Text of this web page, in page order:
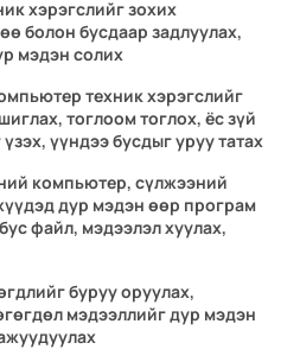
хэрэгслийг зохих
болон бусдаар задлуулах,
мэдэн солих
техник хэрэгслийг
тоглоом тоглох, ёс зүй
үүндээ бусдыг уруу татах
компьютер, сүлжээний
дур мэдэн өөр програм
файл, мэдээлэл хуулах,
буруу оруулах,
мэдээллийг дур мэдэн